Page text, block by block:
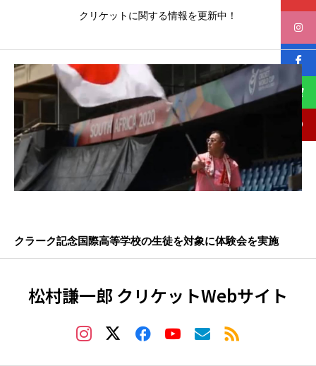
クリケットに関する情報を更新中！
クラーク記念国際高等学校の生徒を対象に体験会を実施
松村謙一郎 クリケットWebサイト